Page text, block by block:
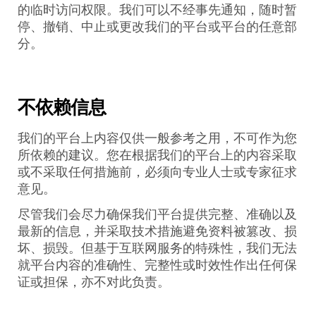
的临时访问权限。我们可以不经事先通知，随时暂
停、撤销、中止或更改我们的平台或平台的任意部
分。
不依赖信息
我们的平台上内容仅供一般参考之用，不可作为您
所依赖的建议。您在根据我们的平台上的内容采取
或不采取任何措施前，必须向专业人士或专家征求
意见。
尽管我们会尽力确保我们平台提供完整、准确以及
最新的信息，并采取技术措施避免资料被篡改、损
坏、损毁。但基于互联网服务的特殊性，我们无法
就平台内容的准确性、完整性或时效性作出任何保
证或担保，亦不对此负责。